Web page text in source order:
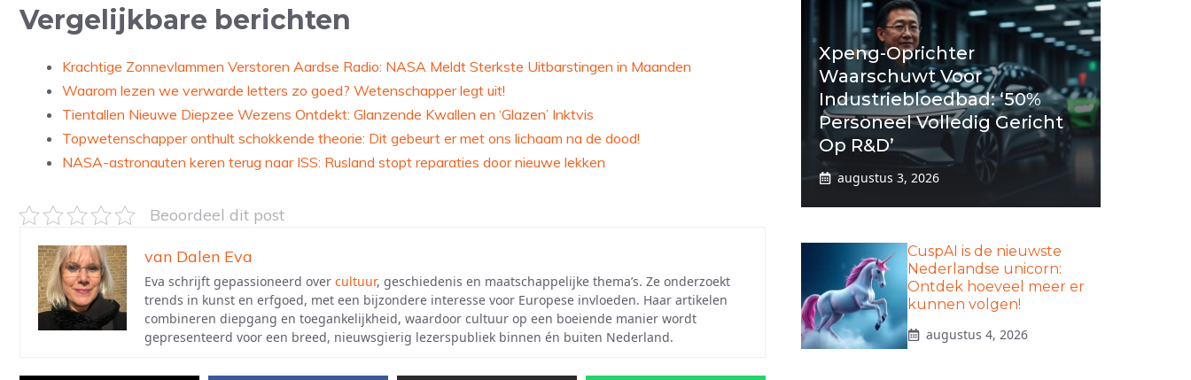
Vergelijkbare berichten
Krachtige Zonnevlammen Verstoren Aardse Radio: NASA Meldt Sterkste Uitbarstingen in Maanden
Waarom lezen we verwarde letters zo goed? Wetenschapper legt uit!
Tientallen Nieuwe Diepzee Wezens Ontdekt: Glanzende Kwallen en ‘Glazen’ Inktvis
Topwetenschapper onthult schokkende theorie: Dit gebeurt er met ons lichaam na de dood!
NASA-astronauten keren terug naar ISS: Rusland stopt reparaties door nieuwe lekken
Beoordeel dit post
van Dalen Eva
Eva schrijft gepassioneerd over cultuur, geschiedenis en maatschappelijke thema’s. Ze onderzoekt
trends in kunst en erfgoed, met een bijzondere interesse voor Europese invloeden. Haar artikelen
combineren diepgang en toegankelijkheid, waardoor cultuur op een boeiende manier wordt
gepresenteerd voor een breed, nieuwsgierig lezerspubliek binnen én buiten Nederland.
Xpeng-Oprichter
Waarschuwt Voor
Industriebloedbad: ‘50%
Personeel Volledig Gericht
Op R&D’
augustus 3, 2026
CuspAI is de nieuwste
Nederlandse unicorn:
Ontdek hoeveel meer er
kunnen volgen!
augustus 4, 2026